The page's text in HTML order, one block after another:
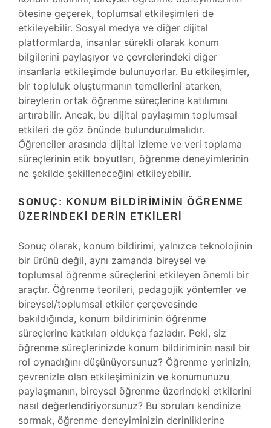
ötesine geçerek, toplumsal etkileşimleri de
etkileyebilir. Sosyal medya ve diğer dijital
platformlarda, insanlar sürekli olarak konum
bilgilerini paylaşıyor ve çevrelerindeki diğer
insanlarla etkileşimde bulunuyorlar. Bu etkileşimler,
bir topluluk oluşturmanın temellerini atarken,
bireylerin ortak öğrenme süreçlerine katılımını
artırabilir. Ancak, bu dijital paylaşımın toplumsal
etkileri de göz önünde bulundurulmalıdır.
Öğrenciler arasında dijital izleme ve veri toplama
süreçlerinin etik boyutları, öğrenme deneyimlerinin
ne şekilde şekilleneceğini etkileyebilir.
SONUÇ: KONUM BILDIRIMININ ÖĞRENME
ÜZERINDEKI DERIN ETKILERI
Sonuç olarak, konum bildirimi, yalnızca teknolojinin
bir ürünü değil, aynı zamanda bireysel ve
toplumsal öğrenme süreçlerini etkileyen önemli bir
araçtır. Öğrenme teorileri, pedagojik yöntemler ve
bireysel/toplumsal etkiler çerçevesinde
bakıldığında, konum bildiriminin öğrenme
süreçlerine katkıları oldukça fazladır. Peki, siz
öğrenme süreçlerinizde konum bildiriminin nasıl bir
rol oynadığını düşünüyorsunuz? Öğrenme yerinizin,
çevrenizle olan etkileşiminizin ve konumunuzu
paylaşmanın, bireysel öğrenme üzerindeki etkilerini
nasıl değerlendiriyorsunuz? Bu soruları kendinize
sormak, öğrenme deneyiminizin derinliklerine